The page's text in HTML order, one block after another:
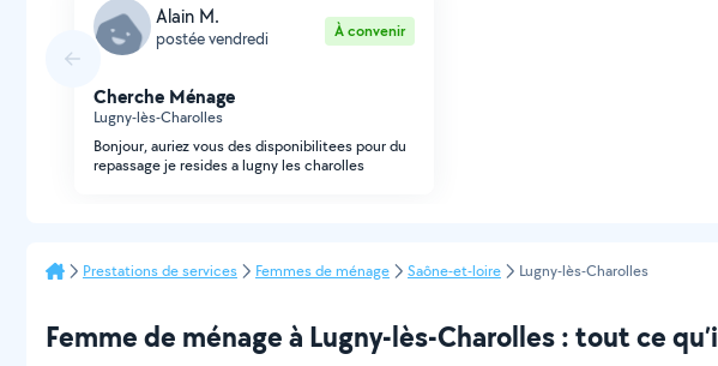
Alain M.
postée vendredi À convenir
Cherche Ménage
Lugny-lès-Charolles
Bonjour, auriez vous des disponibilitees pour du
repassage je resides a lugny les charolles
Prestations de services Femmes de ménage Saône-et-loire Lugny-lès-Charolles
Femme de ménage à Lugny-lès-Charolles : tout ce